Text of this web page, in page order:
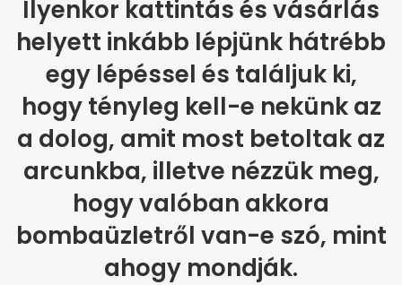
Ilyenkor kattintás és vásárlás
helyett inkább lépjünk hátrébb
egy lépéssel és találjuk ki,
hogy tényleg kell-e nekünk az
a dolog, amit most betoltak az
arcunkba, illetve nézzük meg,
hogy valóban akkora
bombaüzletről van-e szó, mint
ahogy mondják.